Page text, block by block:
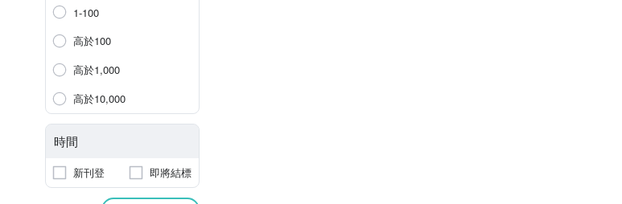
1-100
高於100
高於1,000
高於10,000
時間
新刊登 即將結標